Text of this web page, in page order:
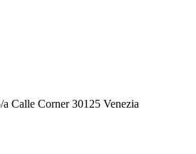
Calle Corner 30125 Venezia